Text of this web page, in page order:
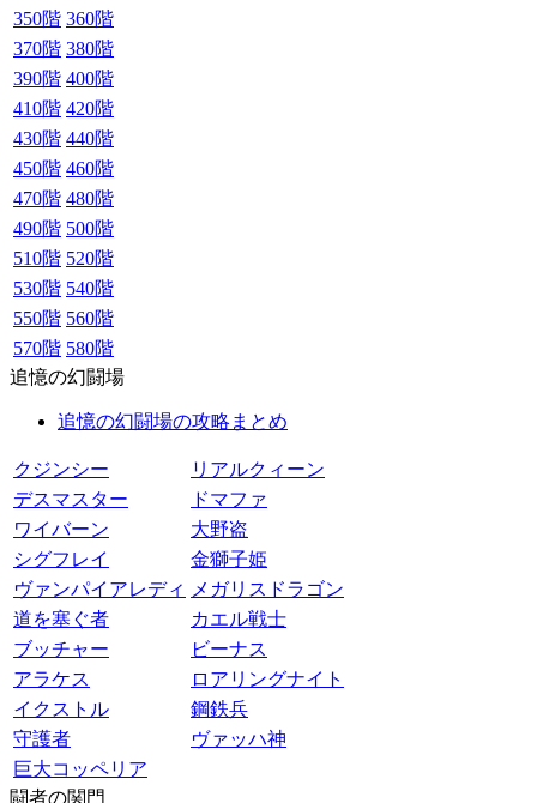
350階 360階
370階 380階
390階 400階
410階 420階
430階 440階
450階 460階
470階 480階
490階 500階
510階 520階
530階 540階
550階 560階
570階 580階
追憶の幻闘場
追憶の幻闘場の攻略まとめ
クジンシー
リアルクィーン
デスマスター
ドマファ
ワイバーン
大野盗
シグフレイ
金獅子姫
ヴァンパイアレディ
メガリスドラゴン
道を塞ぐ者
カエル戦士
ブッチャー
ビーナス
アラケス
ロアリングナイト
イクストル
鋼鉄兵
守護者
ヴァッハ神
巨大コッペリア
闘者の関門